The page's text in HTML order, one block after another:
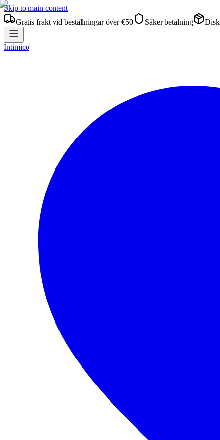
Skip to main content
Gratis frakt vid beställningar över €50
Säker betalning
Intimico